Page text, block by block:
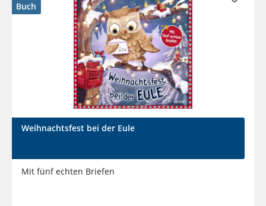
Buch
Weihnachtsfest bei der Eule
Mit fünf echten Briefen